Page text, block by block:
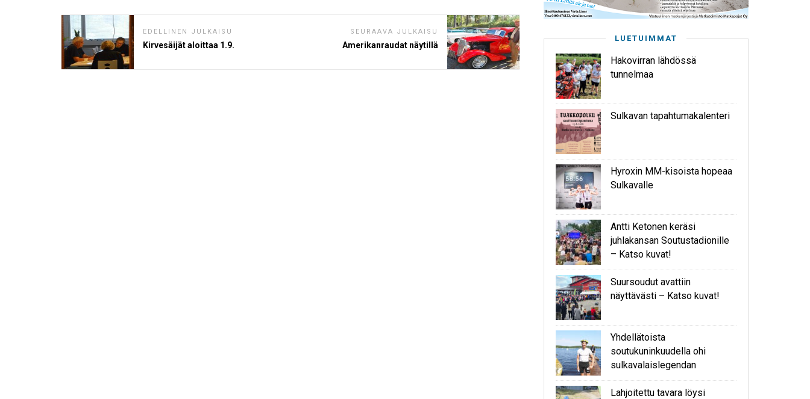
EDELLINEN JULKAISU
Kirvesäijät aloittaa 1.9.
SEURAAVA JULKAISU
Amerikanraudat näytillä
LUETUIMMAT
Hakovirran lähdössä
tunnelmaa
Sulkavan tapahtumakalenteri
Hyroxin MM-kisoista hopeaa
Sulkavalle
Antti Ketonen keräsi
juhlakansan Soutustadionille
– Katso kuvat!
Suursoudut avattiin
näyttävästi – Katso kuvat!
Yhdellätoista
soutukuninkuudella ohi
sulkavalaislegendan
Lahjoitettu tavara löysi